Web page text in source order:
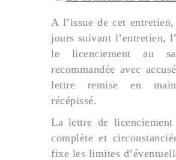
A l’issue de cet
jours suivant l’entretien,
le licenciement au
recommandée avec
lettre remise en
récépissé.
La lettre de
complète et
fixe les limites